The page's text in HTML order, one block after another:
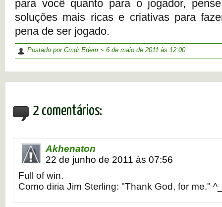
para você quanto para o jogador,
soluções mais ricas e criativas para
pena de ser jogado.
Postado por Cmdr.Edem ~ 6 de maio de 2011 às 12:00
2 comentários:
Akhenaton
22 de junho de 2011 às 07:56
Full of win.
Como diria Jim Sterling: "Thank God, for me."